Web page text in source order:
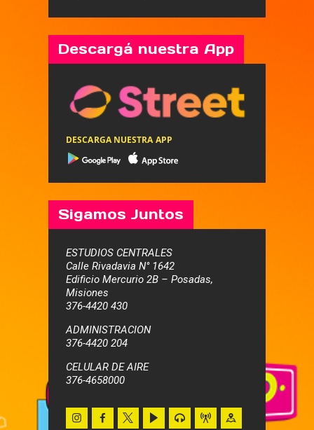
Descargá nuestra App
DESCARGA NUESTRA APP
Sigamos Juntos
ESTUDIOS CENTRALES
Calle Rivadavia N° 1642
Edificio Mercurio 2B – Posadas,
Misiones
376-4420 430
ADMINISTRACION
376-4420 204
CELULAR DE AIRE
376-4658000